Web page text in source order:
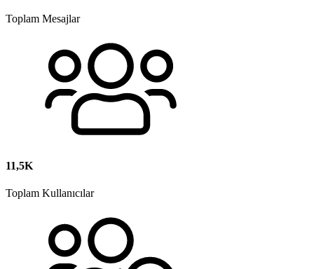
Toplam Mesajlar
11,5K
Toplam Kullanıcılar